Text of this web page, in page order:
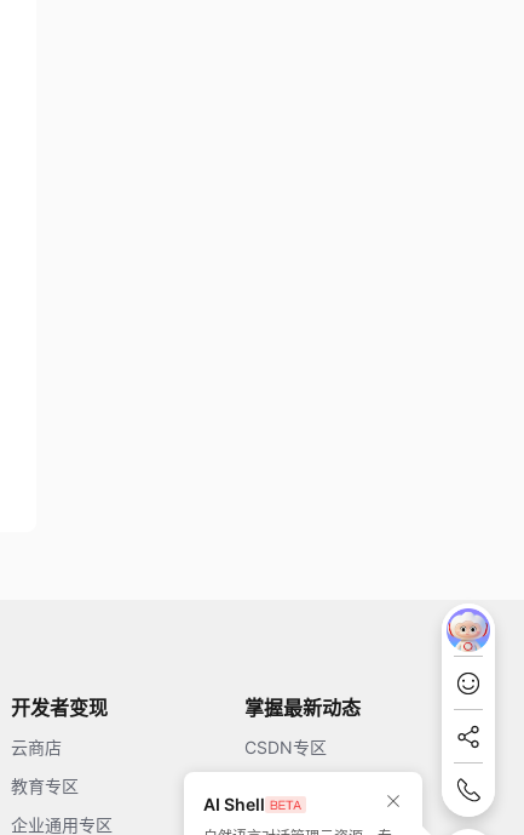
AI Shell
开发者变现
云商店
教育专区
企业通用专区
掌握最新动态
CSDN专区
开源中国